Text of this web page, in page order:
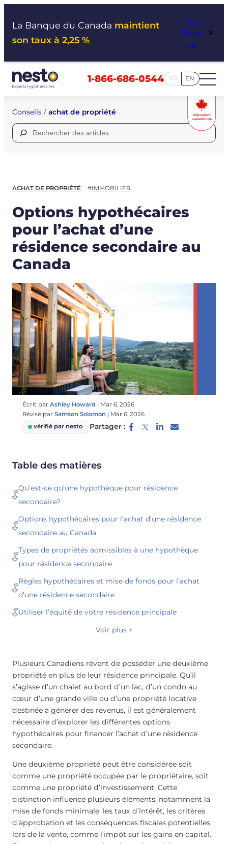
La Banque du Canada maintient
son taux à 2,25 %
Voir
l’impa
ct
×
1-866-686-0544 FR EN
Conseils / achat de propriété
Rechercher :
ACHAT DE PROPRIÉTÉ #IMMOBILIER
Options hypothécaires
pour l’achat d’une
résidence secondaire au
Canada
Écrit par Ashley Howard | Mar 6, 2026
Révisé par Samson Solomon | Mar 6, 2026
vérifié par nesto
Partager :
Table des matières
Qu’est-ce qu’une hypothèque pour résidence
secondaire?
Options hypothécaires pour l’achat d’une résidence
secondaire au Canada
Types de propriétés admissibles à une hypothèque
pour résidence secondaire
Règles hypothécaires et mise de fonds pour l’achat
d’une résidence secondaire
Utiliser l’équité de votre résidence principale
Voir plus +
Plusieurs Canadiens rêvent de posséder une deuxième
propriété en plus de leur résidence principale. Qu’il
s’agisse d’un chalet au bord d’un lac, d’un condo au
cœur d’une grande ville ou d’une propriété locative
destinée à générer des revenus, il est généralement
nécessaire d’explorer les différentes options
hypothécaires pour financer l’achat d’une résidence
secondaire.
Une deuxième propriété peut être considérée soit
comme une propriété occupée par le propriétaire, soit
comme une propriété d’investissement. Cette
distinction influence plusieurs éléments, notamment la
mise de fonds minimale, les taux d’intérêt, les critères
d’approbation et les conséquences fiscales potentielles
lors de la vente, comme l’impôt sur les gains en capital.